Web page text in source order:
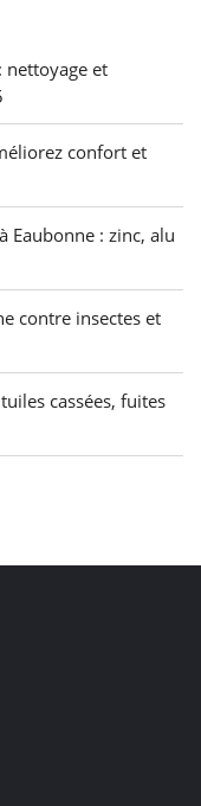
nettoyage et
confort et
Eaubonne : zinc, alu
contre insectes et
cassées, fuites